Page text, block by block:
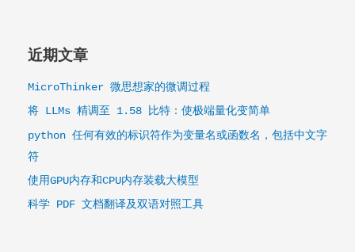
近期文章
MicroThinker 微思想家的微调过程
将 LLMs 精调至 1.58 比特：使极端量化变简单
python 任何有效的标识符作为变量名或函数名，包括中文字
符
使用GPU内存和CPU内存装载大模型
科学 PDF 文档翻译及双语对照工具